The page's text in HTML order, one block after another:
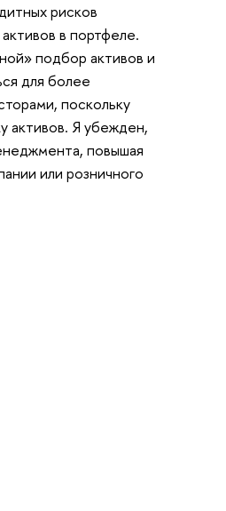
рисков
в портфеле.
подбор активов и
для более
поскольку
активов. Я убежден,
повышая
или розничного